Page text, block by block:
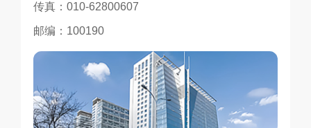
传真：010-62800607
邮编：100190